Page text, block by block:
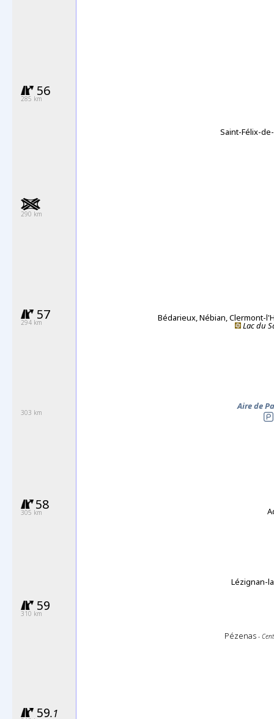
56
285 km
Saint-Félix-
290 km
57
294 km Bédarieux, Nébian, Clermont-
Lac du
303 km
Aire de
58
305 km
Lézignan-
59
310 km
Pézenas -
59.1